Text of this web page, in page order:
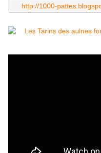
http://1000-